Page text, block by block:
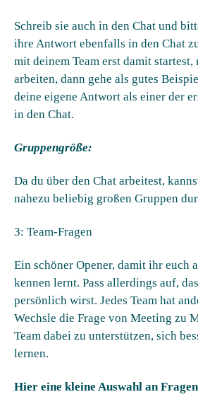
Schreib sie auch in den Chat und
ihre Antwort ebenfalls in den Chat
mit deinem Team erst damit startest,
arbeiten, dann gehe als gutes
deine eigene Antwort als einer der
in den Chat.
Gruppengröße:
Da du über den Chat arbeitest,
nahezu beliebig großen Gruppen
3: Team-Fragen​
Ein schöner Opener, damit ihr euch
kennen lernt. Pass allerdings auf,
persönlich wirst. Jedes Team hat
Wechsle die Frage von Meeting zu
Team dabei zu unterstützen, sich
lernen.
Hier eine kleine Auswahl an